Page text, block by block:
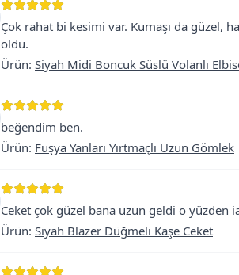
Çok rahat bi kesimi var. Kumaşı da güzel,
oldu.
Ürün: Siyah Midi Boncuk Süslü Volanlı
beğendim ben.
Ürün: Fuşya Yanları Yırtmaçlı Uzun Gömlek
Ceket çok güzel bana uzun geldi o yüzden
Ürün: Siyah Blazer Düğmeli Kaşe Ceket